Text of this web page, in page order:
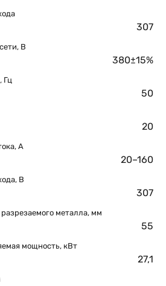
307
В
380±15%
Гц
50
20
А
20–160
В
307
металла, мм
55
мощность, кВт
27,1